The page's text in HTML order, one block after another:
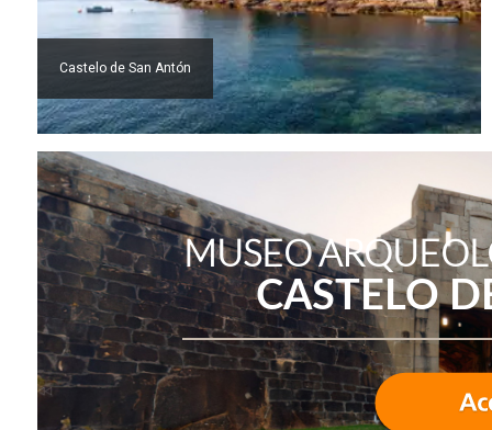
Castelo de San Antón